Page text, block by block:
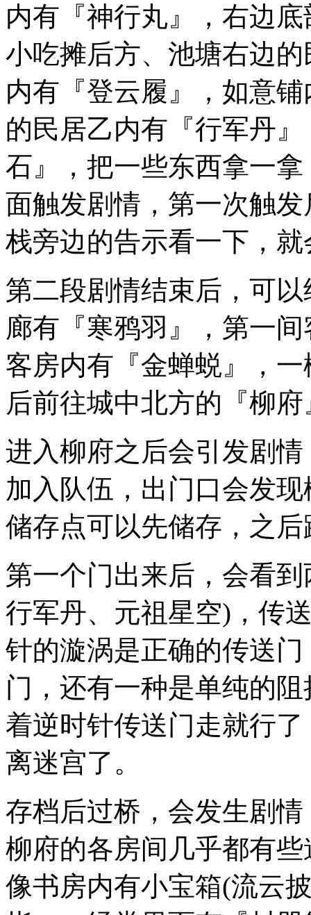
内有『神行丸』，右边
小吃摊后方、池塘右边
内有『登云履』，如意
的民居乙内有『行军丹
石』，把一些东西拿一
面触发剧情，第一次触
栈旁边的告示看一下，
第二段剧情结束后，可
廊有『寒鸦羽』，第一
客房内有『金蝉蜕』，
后前往城中北方的『柳府
进入柳府之后会引发剧
加入队伍，出门口会发
储存点可以先储存，之
第一个门出来后，会看
行军丹、元祖星空)，传
针的漩涡是正确的传送
门，还有一种是单纯的
着逆时针传送门走就行
离迷宫了。
存档后过桥，会发生剧
柳府的各房间几乎都有
像书房内有小宝箱(流云